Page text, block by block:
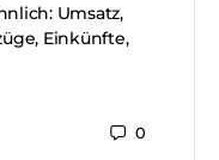
Umsatz,
Einkünfte,
0